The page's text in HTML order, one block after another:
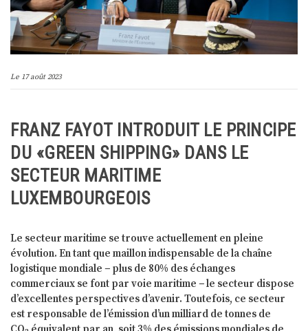
Le 17 août 2023
FRANZ FAYOT INTRODUIT LE PRINCIPE
DU «GREEN SHIPPING» DANS LE
SECTEUR MARITIME
LUXEMBOURGEOIS
Le secteur maritime se trouve actuellement en pleine
évolution. En tant que maillon indispensable de la chaîne
logistique mondiale − plus de 80% des échanges
commerciaux se font par voie maritime − le secteur dispose
d’excellentes perspectives d’avenir. Toutefois, ce secteur
est responsable de l’émission d’un milliard de tonnes de